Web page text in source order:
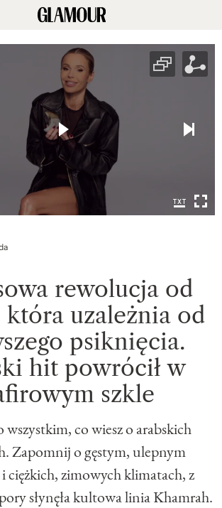
rewolucja od
która uzależnia od
psiknięcia.
hit powrócił w
szkle
co wiesz o arabskich
Zapomnij o gęstym, ulepnym
ciężkich, zimowych klimatach, z
słynęła kultowa linia Khamrah.